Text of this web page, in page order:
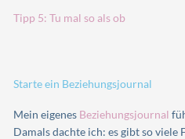
Tipp 5: Tu mal so als ob
Starte ein Beziehungsjournal
Mein eigenes Beziehungsjournal
Damals dachte ich: es gibt so viele